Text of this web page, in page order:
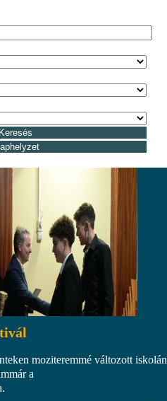
moziteremmé változott
a